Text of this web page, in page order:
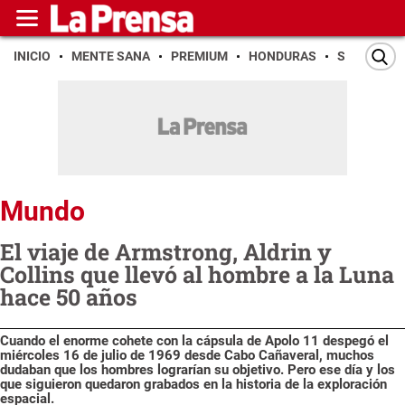
INICIO MENTE SANA PREMIUM HONDURAS SAN PEDRO
Mundo
El viaje de Armstrong, Aldrin y
Collins que llevó al hombre a la Luna
hace 50 años
Cuando el enorme cohete con la cápsula de Apolo 11 despegó el
miércoles 16 de julio de 1969 desde Cabo Cañaveral, muchos
dudaban que los hombres lograrían su objetivo. Pero ese día y los
que siguieron quedaron grabados en la historia de la exploración
espacial.